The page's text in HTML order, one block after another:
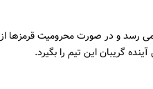
می رسد و در صورت محرومیت قرمزها از
گریبان این تیم را بگیرد.